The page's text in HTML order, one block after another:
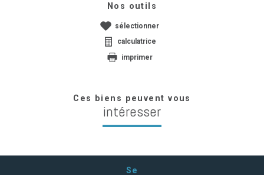
Nos outils
sélectionner
calculatrice
imprimer
Ces biens peuvent vous
intéresser
Se